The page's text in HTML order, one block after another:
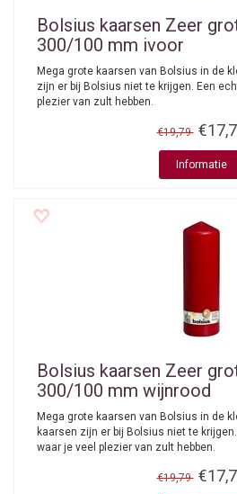
Bolsius kaarsen Zeer
300/100 mm ivoor
Mega grote kaarsen van Bolsius in de
zijn er bij Bolsius niet te krijgen. Een
plezier van zult hebben.
€19,79
Informatie
Bolsius kaarsen Zeer
300/100 mm wijnrood
Mega grote kaarsen van Bolsius in de
kaarsen zijn er bij Bolsius niet te
waar je veel plezier van zult hebben.
€19,79